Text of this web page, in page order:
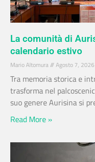
La comunità di
calendario estivo
Mario Altomura Agosto 7, 2026
Tra memoria storica e
trasforma nel
suo genere Aurisina si
Read More »